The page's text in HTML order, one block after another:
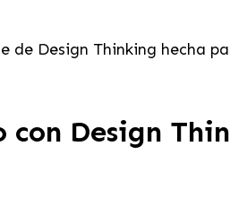
de Design Thinking hecha
con Design